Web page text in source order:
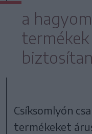
a
termékek
Csíksomlyón
termékeket